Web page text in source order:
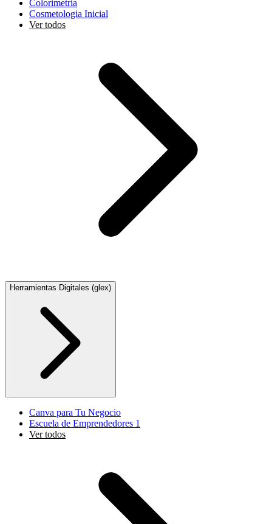
Colorimetría
Cosmetologia Inicial
Ver todos
Herramientas Digitales (glex)
Canva para Tu Negocio
Escuela de Emprendedores 1
Ver todos